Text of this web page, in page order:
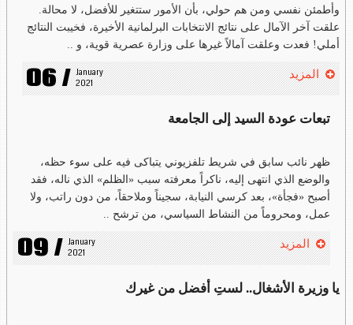
وأطمئن نفسي ومن هم حولي، بأن الأمور ستتغير للأفضل، لا محالة.
علقت آخر الآمال على نتائج الانتخابات البرلمانية الأخيرة، فخيبت النتائج
أملي! فعدت وعلقت آمالاً غيرها على وزارة عصرية قوية، و ..
06 / January
2021
المزيد
تبعات عودة السيد إلى الجامعة
ظهر نائب سابق في شريط تلفزيوني يتباكى فيه على سوء حظه،
والوضع الذي انتهى إليه، ناكراً معرفته سبب «الظلم» الذي ناله، فقد
أصبح «فجأة»، بعد كرسي النيابة، سجيناً وملاحقاً، من دون راتب، ولا
عمل، ومحروماً من النشاط السياسي، من ترشح ..
09 / January
2021
المزيد
يا وزيرة الأشغال.. لستِ أفضل من غيرك